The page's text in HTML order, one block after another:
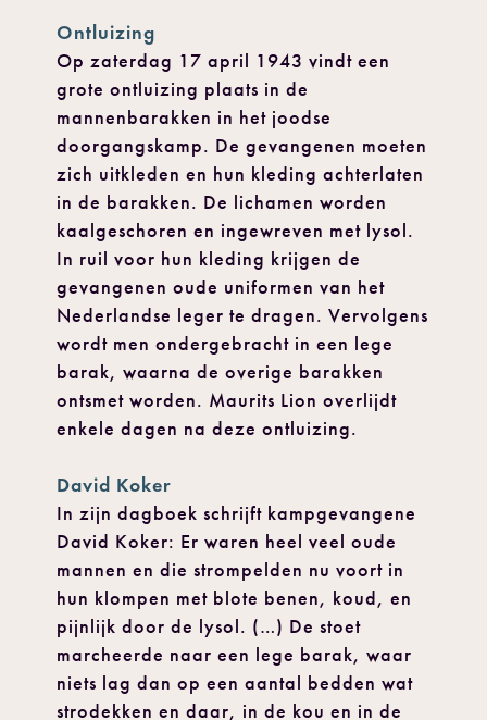
Ontluizing
Op zaterdag 17 april 1943 vindt een
grote ontluizing plaats in de
mannenbarakken in het joodse
doorgangskamp. De gevangenen moeten
zich uitkleden en hun kleding achterlaten
in de barakken. De lichamen worden
kaalgeschoren en ingewreven met lysol.
In ruil voor hun kleding krijgen de
gevangenen oude uniformen van het
Nederlandse leger te dragen. Vervolgens
wordt men ondergebracht in een lege
barak, waarna de overige barakken
ontsmet worden. Maurits Lion overlijdt
enkele dagen na deze ontluizing.
David Koker
In zijn dagboek schrijft kampgevangene
David Koker: Er waren heel veel oude
mannen en die strompelden nu voort in
hun klompen met blote benen, koud, en
pijnlijk door de lysol. (…) De stoet
marcheerde naar een lege barak, waar
niets lag dan op een aantal bedden wat
strodekken en daar, in de kou en in de